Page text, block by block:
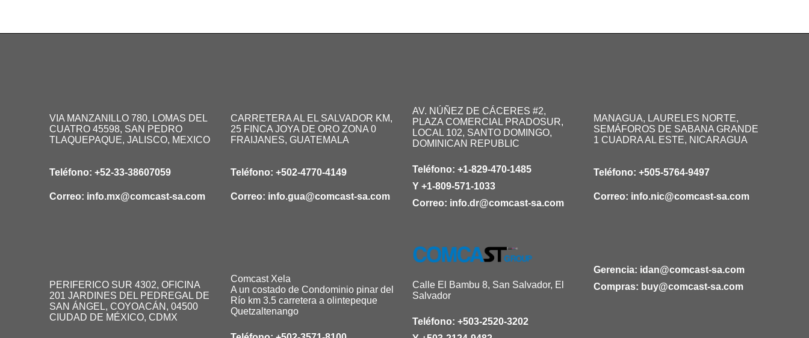
VIA MANZANILLO 780, LOMAS DEL
CUATRO 45598, SAN PEDRO
TLAQUEPAQUE, JALISCO, MEXICO
Teléfono: +52-33-38607059
Correo: info.mx@comcast-sa.com
CARRETERA AL EL SALVADOR KM,
25 FINCA JOYA DE ORO ZONA 0
FRAIJANES, GUATEMALA
Teléfono:+502-4770-4149
Correo: info.gua@comcast-sa.com
AV. NÚÑEZ DE CÁCERES #2,
PLAZA COMERCIAL PRADOSUR,
LOCAL 102, SANTO DOMINGO,
DOMINICAN REPUBLIC
Teléfono: +1-829-470-1485
Y +1-809-571-1033
Correo: info.dr@comcast-sa.com
MANAGUA, LAURELES NORTE,
SEMÁFOROS DE SABANA GRANDE
1 CUADRA AL ESTE, NICARAGUA
Teléfono: +505-5764-9497
Correo: info.nic@comcast-sa.com
PERIFERICO SUR 4302, OFICINA
201 JARDINES DEL PEDREGAL DE
SAN ÁNGEL, COYOACÁN, 04500
CIUDAD DE MÉXICO, CDMX
Comcast Xela
A un costado de Condominio pinar del
Río km 3.5 carretera a olintepeque
Quetzaltenango
Calle El Bambu 8, San Salvador, El
Salvador
Teléfono: +503-2520-3202
Gerencia: idan@comcast-sa.com
Compras: buy@comcast-sa.com